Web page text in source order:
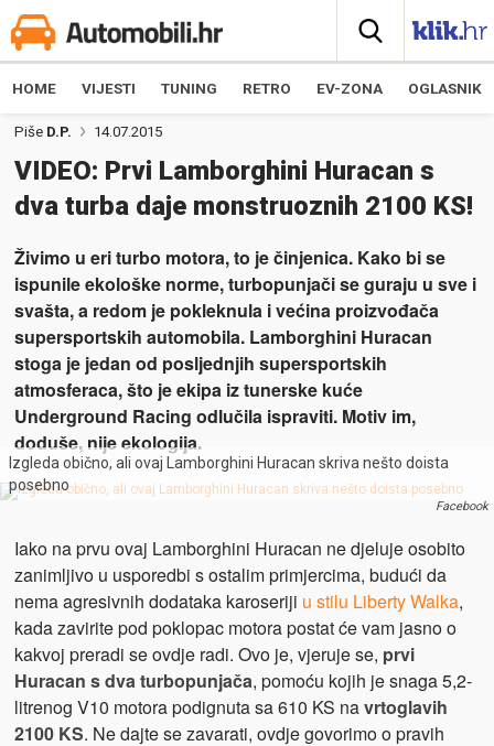
HOME VIJESTI TUNING RETRO EV-ZONA OGLASNIK
Piše D.P. 14.07.2015
VIDEO: Prvi Lamborghini Huracan s
dva turba daje monstruoznih 2100 KS!
Živimo u eri turbo motora, to je činjenica. Kako bi se
ispunile ekološke norme, turbopunjači se guraju u sve i
svašta, a redom je pokleknula i većina proizvođača
supersportskih automobila. Lamborghini Huracan
stoga je jedan od posljednjih supersportskih
atmosferaca, što je ekipa iz tunerske kuće
Underground Racing odlučila ispraviti. Motiv im,
doduše, nije ekologija.
Izgleda obično, ali ovaj Lamborghini Huracan skriva nešto doista
posebno
Facebook
Iako na prvu ovaj Lamborghini Huracan ne djeluje osobito
zanimljivo u usporedbi s ostalim primjercima, budući da
nema agresivnih dodataka karoseriji u stilu Liberty Walka,
kada zavirite pod poklopac motora postat će vam jasno o
kakvoj preradi se ovdje radi. Ovo je, vjeruje se, prvi
Huracan s dva turbopunjača, pomoću kojih je snaga 5,2-
litrenog V10 motora podignuta sa 610 KS navrtoglavih
2100 KS. Ne dajte se zavarati, ovdje govorimo o pravih